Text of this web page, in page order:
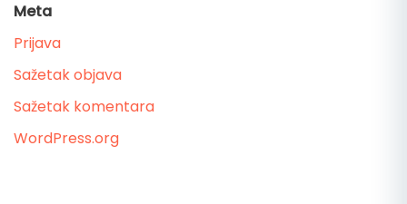
Meta
Prijava
Sažetak objava
Sažetak komentara
WordPress.org